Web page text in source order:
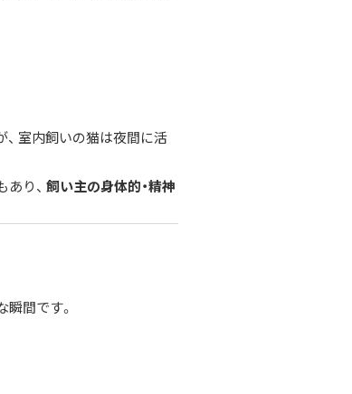
、 室内飼いの猫は夜間に活
り、 飼い主の身体的・精神
間です。